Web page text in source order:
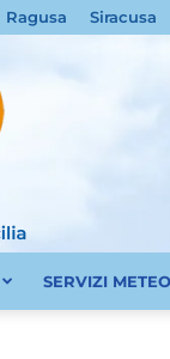
Ragusa Siracusa
SERVIZI